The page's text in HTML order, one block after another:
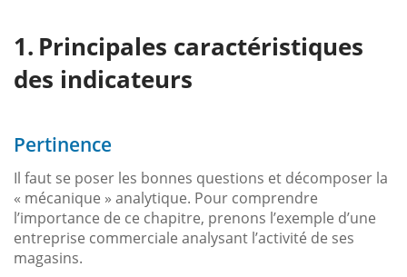
Principales caractéristiques
des indicateurs
Pertinence
Il faut se poser les bonnes questions et décomposer la
« mécanique » analytique. Pour comprendre
l’importance de ce chapitre, prenons l’exemple d’une
entreprise commerciale analysant l’activité de ses
magasins.